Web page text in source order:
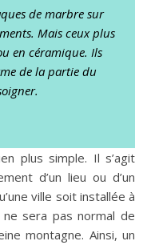
de marbre sur
Mais ceux plus
en céramique. Ils
de la partie du
plus simple. Il s’agit
d’un lieu ou d’un
ville soit installée à
ne sera pas normal de
montagne. Ainsi, un